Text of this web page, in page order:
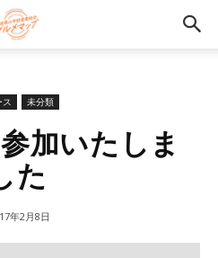
ス 未分類
加いたしま
た
年2月8日